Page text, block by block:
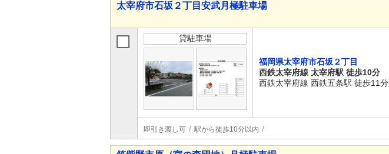
太宰府市石坂２丁目安武月極駐車場
貸駐車場
福岡県太宰府市石坂２丁目
西鉄太宰府線 太宰府駅 徒歩10分
西鉄太宰府線 西鉄五条駅 徒歩11分
即引き渡し可 駅から徒歩10分以内